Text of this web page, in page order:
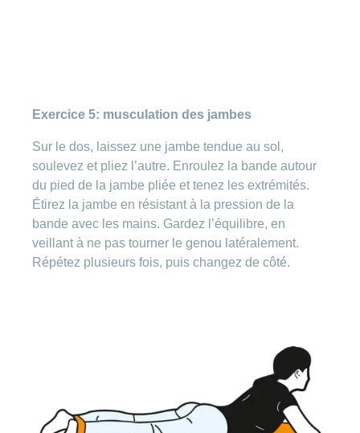
Exercice 5: musculation des jambes
Sur le dos, laissez une jambe tendue au sol,
soulevez et pliez l’autre. Enroulez la bande autour
du pied de la jambe pliée et tenez les extrémités.
Étirez la jambe en résistant à la pression de la
bande avec les mains. Gardez l’équilibre, en
veillant à ne pas tourner le genou latéralement.
Répétez plusieurs fois, puis changez de côté.